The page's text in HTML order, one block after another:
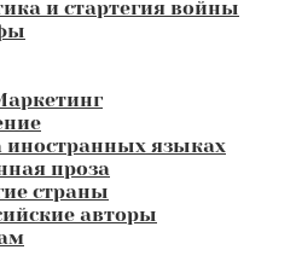
и стартегия войны
иностранных языках
проза
страны
авторы